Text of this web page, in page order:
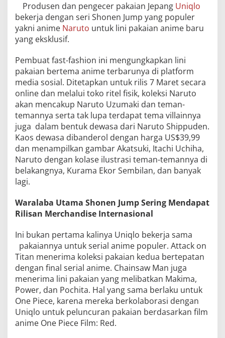
Produsen dan pengecer pakaian Jepang Uniqlo
bekerja dengan seri Shonen Jump yang populer
yakni anime Naruto untuk lini pakaian anime baru
yang eksklusif.
Pembuat fast-fashion ini mengungkapkan lini
pakaian bertema anime terbarunya di platform
media sosial. Ditetapkan untuk rilis 7 Maret secara
online dan melalui toko ritel fisik, koleksi Naruto
akan mencakup Naruto Uzumaki dan teman-
temannya serta tak lupa terdapat tema villainnya
juga dalam bentuk dewasa dari Naruto Shippuden.
Kaos dewasa dibanderol dengan harga US$39,99
dan menampilkan gambar Akatsuki, Itachi Uchiha,
Naruto dengan kolase ilustrasi teman-temannya di
belakangnya, Kurama Ekor Sembilan, dan banyak
lagi.
Waralaba Utama Shonen Jump Sering Mendapat
Rilisan Merchandise Internasional
Ini bukan pertama kalinya Uniqlo bekerja sama
pakaiannya untuk serial anime populer. Attack on
Titan menerima koleksi pakaian kedua bertepatan
dengan final serial anime. Chainsaw Man juga
menerima lini pakaian yang melibatkan Makima,
Power, dan Pochita. Hal yang sama berlaku untuk
One Piece, karena mereka berkolaborasi dengan
Uniqlo untuk peluncuran pakaian berdasarkan film
anime One Piece Film: Red.